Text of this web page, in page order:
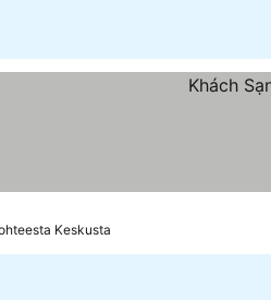
Keskusta